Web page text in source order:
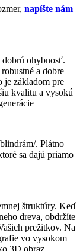
napíšte nám
dobrú ohybnosť.
a dobre
je základom pre
kvalitu a vysokú
. Plátno
sa dajú priamo
štruktúry. Keď
dreva, obdržíte
prežitkov. Na
vo vysokom